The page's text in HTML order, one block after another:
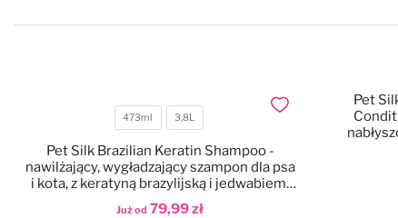
Pojemność
473ml 3,8L
Już od 79,99 zł
Pet Silk Brazilian Keratin Shampoo -
nawilżający, wygładzający szampon dla psa
i kota, z keratyną brazylijską i jedwabiem,
koncentrat 1:16
Dodaj do ulubionych
Pet